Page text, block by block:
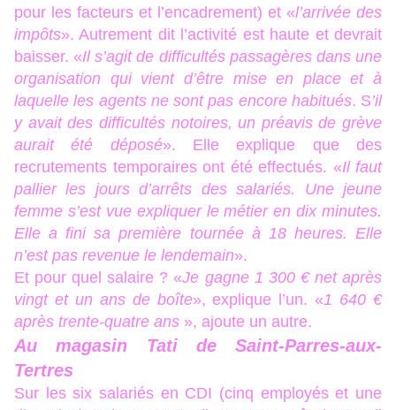
pour les facteurs et l’encadrement) et «l’arrivée des
impôts». Autrement dit l’activité est haute et devrait
baisser. «Il s’agit de difficultés passagères dans une
organisation qui vient d’être mise en place et à
laquelle les agents ne sont pas encore habitués. S’il
y avait des difficultés notoires, un préavis de grève
aurait été déposé». Elle explique que des
recrutements temporaires ont été effectués. «Il faut
pallier les jours d’arrêts des salariés. Une jeune
femme s’est vue expliquer le métier en dix minutes.
Elle a fini sa première tournée à 18 heures. Elle
n’est pas revenue le lendemain».
Et pour quel salaire ? «Je gagne 1 300 € net après
vingt et un ans de boîte», explique l’un. «1 640 €
après trente-quatre ans », ajoute un autre.
Au magasin Tati de Saint-Parres-aux-
Tertres
Sur les six salariés en CDI (cinq employés et une